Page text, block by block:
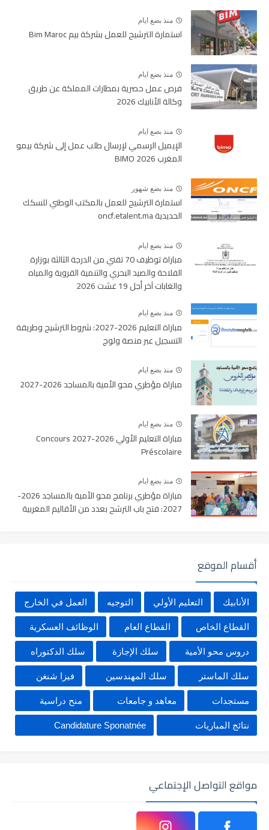
منذ بضع ايام
استمارة الترشيح للعمل بشركة بيم Bim Maroc
منذ بضع ايام
فرص عمل حصرية بمطارات المملكة عن طريق
وكالة الأنابيك 2026
منذ بضع ايام
الإيميل الرسمي لإرسال طلب عمل إلى شركة بيمو
المغرب BIMO 2026
منذ بضع شهور
استمارة الترشيح للعمل بالمكتب الوطني للسكك
الحديدية oncf.etalent.ma
منذ بضع ايام
مباراة توظيف 70 تقني من الدرجة الثالثة بوزارة
الفلاحة والصيد البحري والتنمية القروية والمياه
والغابات آخر أجل 19 غشت 2026
منذ بضع ايام
مباراة التعليم 2026-2027: شروط الترشيح وطريقة
التسجيل عبر منصة ولوج
منذ بضع ايام
مباراة مؤطري محو الأمية بالمساجد 2026-2027
منذ بضع ايام
مباراة التعليم الأولي 2026-2027 Concours
Préscolaire
منذ بضع ايام
مباراة مؤطري برنامج محو الأمية بالمساجد 2026-
2027: فتح باب الترشح بعدد من الأقاليم المغربية
أقسام الموقع
الأنابيك التعليم الأولي التوجيه العمل في الخارج
القطاع الخاص القطاع العام الوظائف العسكرية
دروس محو الأمية سلك الإجازة سلك الدكتوراه
سلك الماستر سلك المهندسين فيزا شنغن
مستجدات معاهد و جامعات منح دراسية
نتائج المباريات Candidature Sponatnée
مواقع التواصل الإجتماعي